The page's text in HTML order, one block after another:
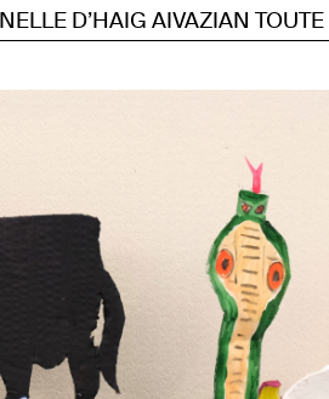
AIVAZIAN TOUTE